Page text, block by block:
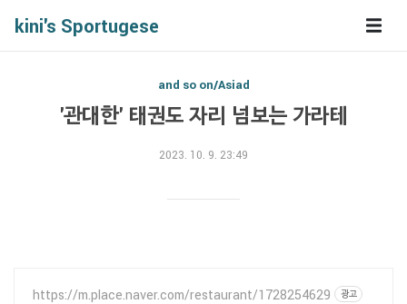
kini's Sportugese
and so on/Asiad
'관대한' 태권도 자리 넘보는 가라테
2023. 10. 9. 23:49
https://m.place.naver.com/restaurant/1728254629 광고